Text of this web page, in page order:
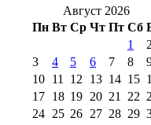
2016 г(12) №99
августа 2012 г
августа 2013 г
Август 2026
Пн Вт Ср Чт Пт Сб
1
2
3
4 5 6 7 8
10 11 12 13 14 15
17 18 19 20 21 22
24 25 26 27 28 29